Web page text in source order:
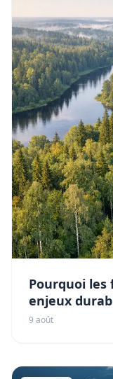
Pourquoi
enjeux
9 août